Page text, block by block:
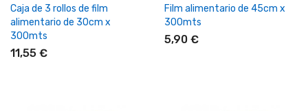
Caja de 3 rollos de film
alimentario de 30cm x
300mts
11,55 €
Film alimentario de 45cm x
300mts
5,90 €